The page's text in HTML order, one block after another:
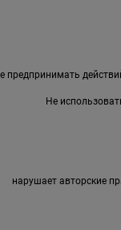
предпринимать
Не
нарушает авторские